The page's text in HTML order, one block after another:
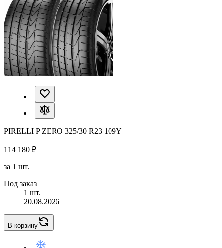
PIRELLI P ZERO 325/30 R23 109Y
114 180 ₽
за 1 шт.
Под заказ
1 шт.
20.08.2026
В корзину